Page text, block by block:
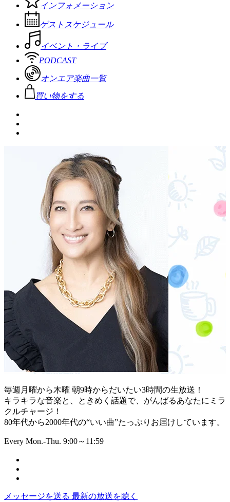
インフォメーション
ゲストスケジュール
イベント・ライブ
PODCAST
オンエア楽曲一覧
買い物をする
毎週月曜から木曜 朝9時からだいたい3時間の生放送！
キラキラな音楽と、ときめく話題で、がんばるあなたにミラ
クルチャージ！
80年代から2000年代の“いい曲”たっぷりお届けしています。
Every Mon.-Thu. 9:00～11:59
メッセージを送る 最新の放送を聴く